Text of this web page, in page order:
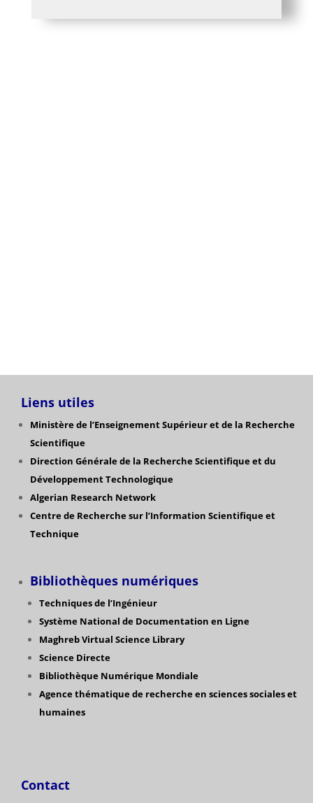
Liens utiles
Ministère de l’Enseignement Supérieur et de la Recherche
Scientifique
Direction Générale de la Recherche Scientifiqueet du
Développement Technologique
Algerian Research Network
Centre de Recherche sur l’Information Scientifique et
Technique
Bibliothèques numériques
Techniques de l’Ingénieur
Système National de Documentation en Ligne
Maghreb Virtual Science Library
Science Directe
Bibliothèque Numérique Mondiale
Agence thématique de recherche en sciences sociales et
humaines
Contact